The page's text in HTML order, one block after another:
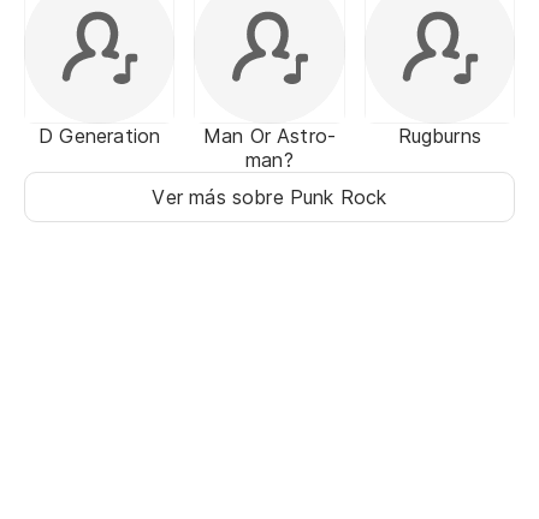
D Generation
Man Or Astro-
man?
Rugburns
Ver más sobre Punk Rock